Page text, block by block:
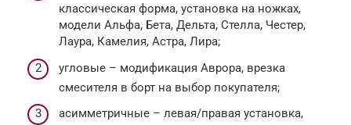
классическая форма, установка на ножках,
модели Альфа, Бета, Дельта, Стелла, Честер,
Лаура, Камелия, Астра, Лира;
угловые – модификация Аврора, врезка
смесителя в борт на выбор покупателя;
асимметричные – левая/правая установка,